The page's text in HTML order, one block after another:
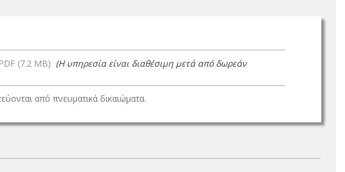
(7.2 MB) (Η υπηρεσία είναι διαθέσιμη μετά από δωρεάν
από πνευματικά δικαιώματα.